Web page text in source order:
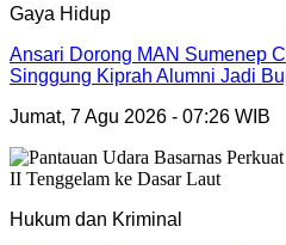
Gaya Hidup
Ansari Dorong MAN Sumenep
Singgung Kiprah Alumni Jadi
Jumat, 7 Agu 2026 - 07:26 WIB
Hukum dan Kriminal